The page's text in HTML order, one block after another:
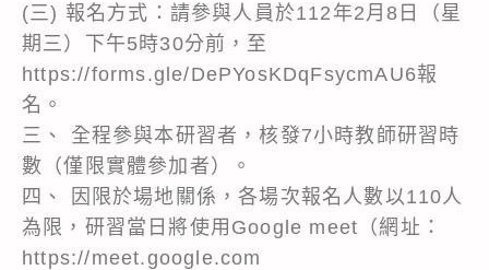
(三) 報名方式：請參與人員於112年2月8日（星
期三）下午5時30分前，至
https://forms.gle/DePYosKDqFsycmAU6報
名。
三、 全程參與本研習者，核發7小時教師研習時
數（僅限實體參加者）。
四、 因限於場地關係，各場次報名人數以110人
為限，研習當日將使用Google meet（網址：
https://meet.google.com